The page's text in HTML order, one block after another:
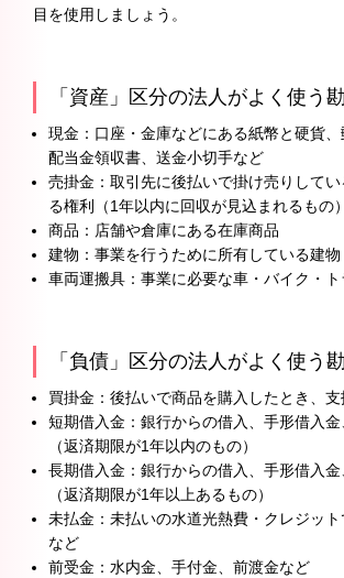
目を使用しましょう。
「資産」区分の法人がよく使う
現金：口座・金庫などにある紙幣と硬貨、
配当金領収書、送金小切手など
売掛金：取引先に後払いで掛け売りして
る権利（1年以内に回収が見込まれるもの）
商品：店舗や倉庫にある在庫商品
建物：事業を行うために所有している建物
車両運搬具：事業に必要な車・バイク・
「負債」区分の法人がよく使う
買掛金：後払いで商品を購入したとき、
短期借入金：銀行からの借入、手形借入
（返済期限が1年以内のもの）
長期借入金：銀行からの借入、手形借入
（返済期限が1年以上あるもの）
未払金：未払いの水道光熱費・クレジッ
など
前受金：水内金、手付金、前渡金など